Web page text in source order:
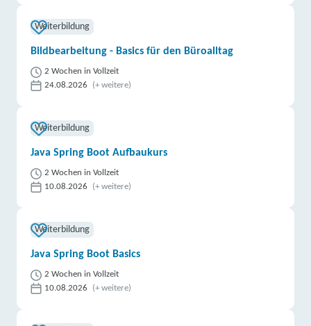
Weiterbildung
Bildbearbeitung - Basics für den Büroalltag
2 Wochen in Vollzeit
24.08.2026
(+ weitere)
Weiterbildung
Java Spring Boot Aufbaukurs
2 Wochen in Vollzeit
10.08.2026
(+ weitere)
Weiterbildung
Java Spring Boot Basics
2 Wochen in Vollzeit
10.08.2026
(+ weitere)